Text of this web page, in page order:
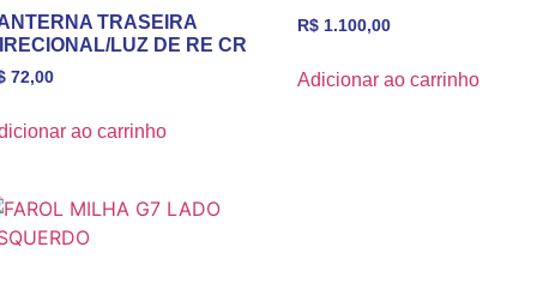
TRASEIRA
LUZ DE RE CR
72,00
ao carrinho
R$1.100,00
Adicionar ao carrinho